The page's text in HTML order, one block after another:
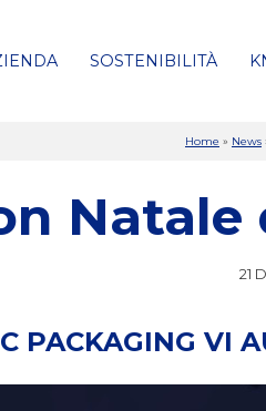
SOSTENIBILITÀ
Home » News
Natale
21
PACKAGING VI